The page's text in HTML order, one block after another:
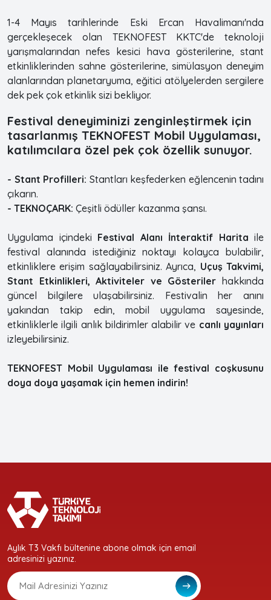
1-4 Mayıs tarihlerinde Eski Ercan Havalimanı'nda
gerçekleşecek olan TEKNOFEST KKTC'de teknoloji
yarışmalarından nefes kesici hava gösterilerine, stant
etkinliklerinden sahne gösterilerine, simülasyon deneyim
alanlarından planetaryuma, eğitici atölyelerden sergilere
dek pek çok etkinlik sizi bekliyor.
Festival deneyiminizi zenginleştirmek için
tasarlanmış TEKNOFEST Mobil Uygulaması,
katılımcılara özel pek çok özellik sunuyor.
- Stant Profilleri: Stantları keşfederken eğlencenin tadını
çıkarın.
- TEKNOÇARK: Çeşitli ödüller kazanma şansı.
Uygulama içindeki Festival Alanı İnteraktif Harita ile
festival alanında istediğiniz noktayı kolayca bulabilir,
etkinliklere erişim sağlayabilirsiniz. Ayrıca, Uçuş Takvimi,
Stant Etkinlikleri, Aktiviteler ve Gösteriler hakkında
güncel bilgilere ulaşabilirsiniz. Festivalin her anını
yakından takip edin, mobil uygulama sayesinde,
etkinliklerle ilgili anlık bildirimler alabilir ve canlı yayınları
izleyebilirsiniz.
TEKNOFEST Mobil Uygulaması ile festival coşkusunu
doya doya yaşamak için hemen indirin!
Aylık T3 Vakfı bültenine abone olmak için email
adresinizi yazınız.